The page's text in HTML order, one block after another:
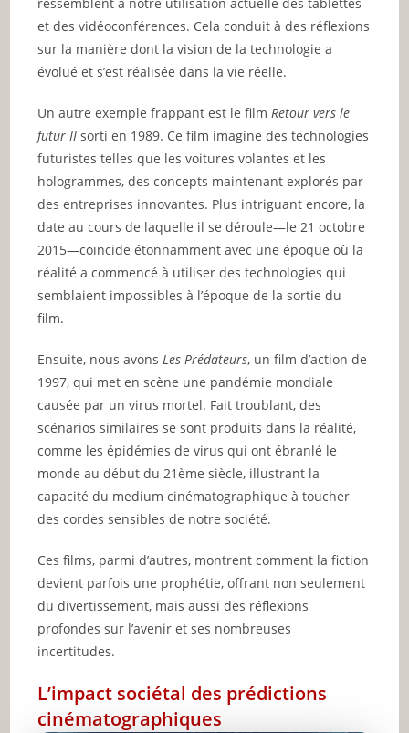
ressemblent à notre utilisation actuelle des tablettes
et des vidéoconférences. Cela conduit à des réflexions
sur la manière dont la vision de la technologie a
évolué et s’est réalisée dans la vie réelle.
Un autre exemple frappant est le filmRetour vers le
futur II sorti en 1989. Ce film imagine des technologies
futuristes telles que les voitures volantes et les
hologrammes, des concepts maintenant explorés par
des entreprises innovantes. Plus intriguant encore, la
date au cours de laquelle il se déroule—le 21 octobre
2015—coïncide étonnamment avec une époque où la
réalité a commencé à utiliser des technologies qui
semblaient impossibles à l’époque de la sortie du
film.
Ensuite, nous avonsLes Prédateurs, un film d’action de
1997, qui met en scène une pandémie mondiale
causée par un virus mortel. Fait troublant, des
scénarios similaires se sont produits dans la réalité,
comme les épidémies de virus qui ont ébranlé le
monde au début du 21ème siècle, illustrant la
capacité du medium cinématographique à toucher
des cordes sensibles de notre société.
Ces films, parmi d’autres, montrent comment la fiction
devient parfois une prophétie, offrant non seulement
du divertissement, mais aussi des réflexions
profondes sur l’avenir et ses nombreuses
incertitudes.
L’impact sociétal des prédictions
cinématographiques